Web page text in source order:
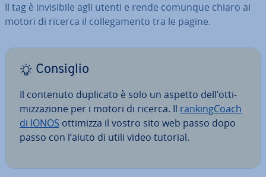
Il tag è in­vi­si­bi­le agli utenti e rende comunque chiaro ai
motori di ricerca il col­le­ga­men­to tra le pagine.
Consiglio
Il contenuto duplicato è solo un aspetto dell’ot­ti­
miz­za­zio­ne per i motori di ricerca. Il ran­kin­g­Coach
di IONOS ottimizza il vostro sito web passo dopo
passo con l’aiuto di utili video tutorial.